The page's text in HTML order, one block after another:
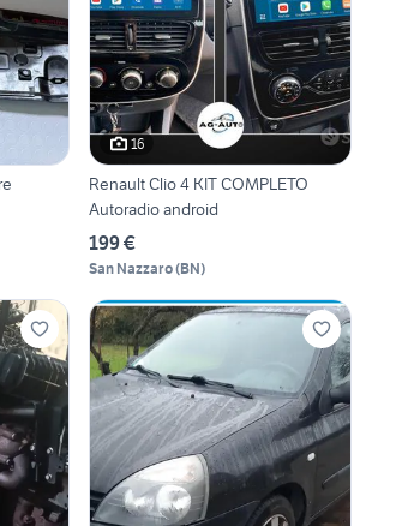
16
Renault Clio 4 KIT COMPLETO
Autoradio android
199 €
San Nazzaro(BN)